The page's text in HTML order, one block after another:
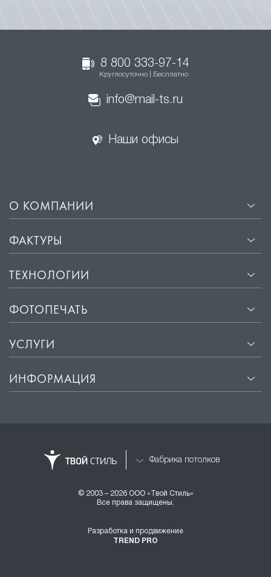
8 800 333-97-14
Круглосуточно | Бесплатно
info@mail-ts.ru
Наши офисы
О КОМПАНИИ
ФАКТУРЫ
ТЕХНОЛОГИИ
ФОТОПЕЧАТЬ
УСЛУГИ
ИНФОРМАЦИЯ
Фабрика потолков
© 2003 – 2026 ООО «Твой Стиль»
Все права защищены.
Разработка и продвижение
TREND PRO